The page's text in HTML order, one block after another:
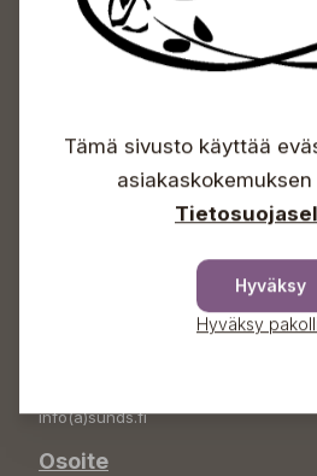
Sundin
Sunnuntaisin Itsepalvelu
info(a)sunds.fi
Osoite
Tämä sivusto käyttää
Hyväksy
Hyväksy